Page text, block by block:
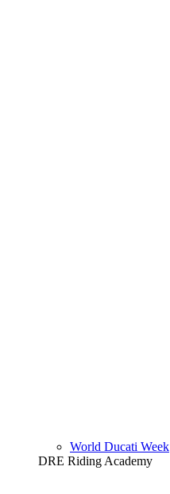
World Ducati Week
DRE Riding Academy